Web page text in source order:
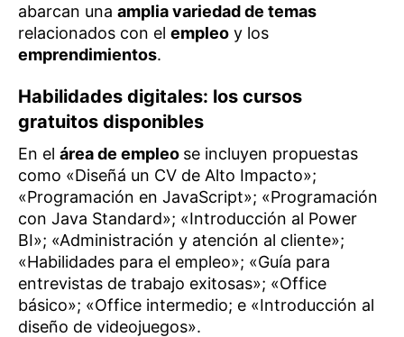
abarcan una amplia variedad de temas
relacionados con el empleo y los
emprendimientos.
Habilidades digitales: los cursos
gratuitos disponibles
En el área de empleo se incluyen propuestas
como «Diseñá un CV de Alto Impacto»;
«Programación en JavaScript»; «Programación
con Java Standard»; «Introducción al Power
BI»; «Administración y atención al cliente»;
«Habilidades para el empleo»; «Guía para
entrevistas de trabajo exitosas»; «Office
básico»; «Office intermedio; e «Introducción al
diseño de videojuegos».